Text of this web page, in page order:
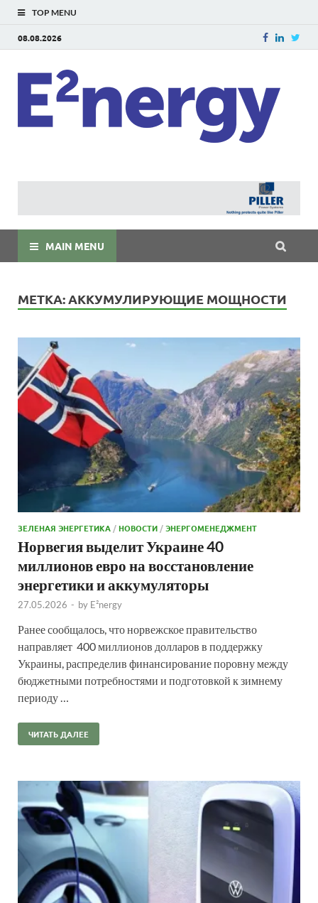
TOP MENU
08.08.2026
MAIN MENU
МЕТКА:АККУМУЛИРУЮЩИЕ МОЩНОСТИ
ЗЕЛЕНАЯ ЭНЕРГЕТИКА /НОВОСТИ /ЭНЕРГОМЕНЕДЖМЕНТ
Норвегия выделит Украине 40
миллионов евро на восстановление
энергетики и аккумуляторы
27.05.2026 - by E²nergy
Ранее сообщалось, что норвежское правительство
направляет 400 миллионов долларов в поддержку
Украины, распределив финансирование поровну между
бюджетными потребностями и подготовкой к зимнему
периоду …
ЧИТАТЬ ДАЛЕЕ